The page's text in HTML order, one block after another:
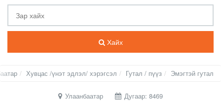
Хайх
Хувцас /үнэт эдлэл/ хэрэгсэл Гутал / пүүз Эмэгтэй гутал
Улаанбаатар Дугаар: 8469